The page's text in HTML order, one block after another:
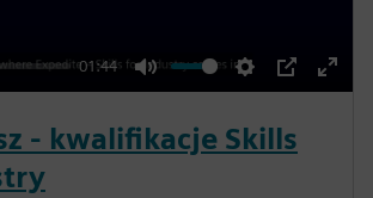
01:44
M
u
t
S
e
t
P
P
E
y
- kwalifikacje Skills